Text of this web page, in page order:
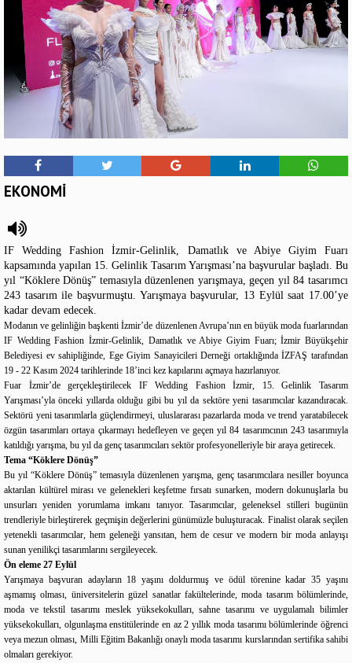
EKONOMİ
IF Wedding Fashion İzmir-Gelinlik, Damatlık ve Abiye Giyim Fuarı
kapsamında yapılan 15. Gelinlik Tasarım Yarışması’na başvurular başladı. Bu
yıl “Köklere Dönüş” temasıyla düzenlenen yarışmaya, geçen yıl 84 tasarımcı
243 tasarım ile başvurmuştu. Yarışmaya başvurular, 13 Eylül saat 17.00’ye
kadar devam edecek.
Modanın ve gelinliğin başkenti İzmir’de düzenlenen Avrupa’nın en büyük moda fuarlarından
IF Wedding Fashion İzmir-Gelinlik, Damatlık ve Abiye Giyim Fuarı; İzmir Büyükşehir
Belediyesi ev sahipliğinde, Ege Giyim Sanayicileri Derneği ortaklığında İZFAŞ tarafından
19 - 22 Kasım 2024 tarihlerinde 18’inci kez kapılarını açmaya hazırlanıyor.
Fuar İzmir’de gerçekleştirilecek IF Wedding Fashion İzmir, 15. Gelinlik Tasarım
Yarışması’yla önceki yıllarda olduğu gibi bu yıl da sektöre yeni tasarımcılar kazandıracak.
Sektörü yeni tasarımlarla güçlendirmeyi, uluslararası pazarlarda moda ve trend yaratabilecek
özgün tasarımları ortaya çıkarmayı hedefleyen ve geçen yıl 84 tasarımcının 243 tasarımıyla
katıldığı yarışma, bu yıl da genç tasarımcıları sektör profesyonelleriyle bir araya getirecek.
Tema “Köklere Dönüş”
Bu yıl “Köklere Dönüş” temasıyla düzenlenen yarışma, genç tasarımcılara nesiller boyunca
aktarılan kültürel mirası ve gelenekleri keşfetme fırsatı sunarken, modern dokunuşlarla bu
unsurları yeniden yorumlama imkanı tanıyor. Tasarımcılar, geleneksel stilleri bugünün
trendleriyle birleştirerek geçmişin değerlerini günümüzle buluşturacak. Finalist olarak seçilen
yetenekli tasarımcılar, hem geleneği yansıtan, hem de cesur ve modern bir moda anlayışı
sunan yenilikçi tasarımlarını sergileyecek.
Ön eleme 27 Eylül
Yarışmaya başvuran adayların 18 yaşını doldurmuş ve ödül törenine kadar 35 yaşını
aşmamış olması, üniversitelerin güzel sanatlar fakültelerinde, moda tasarım bölümlerinde,
moda ve tekstil tasarımı meslek yüksekokulları, sahne tasarımı ve uygulamalı bilimler
yüksekokulları, olgunlaşma enstitülerinde en az 2 yıllık moda tasarımı bölümlerinde öğrenci
veya mezun olması, Milli Eğitim Bakanlığı onaylı moda tasarımı kurslarından sertifika sahibi
olmaları gerekiyor.